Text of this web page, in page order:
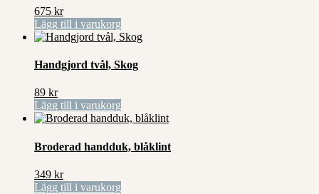
675 kr
Lägg till i varukorg
Handgjord tvål, Skog
89 kr
Lägg till i varukorg
Broderad handduk, blåklint
349 kr
Lägg till i varukorg